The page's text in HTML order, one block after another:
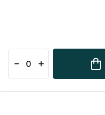
- +